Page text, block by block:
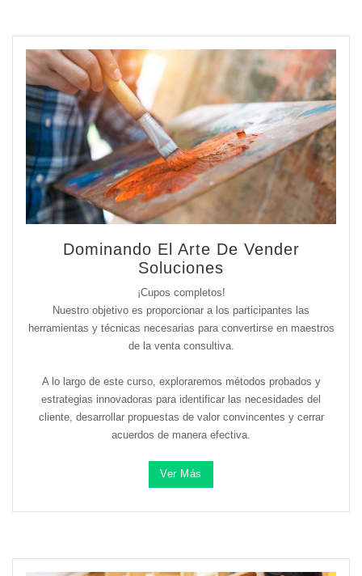
Dominando El Arte De Vender
Soluciones
¡Cupos completos!
Nuestro objetivo es proporcionar a los participantes las
herramientas y técnicas necesarias para convertirse en maestros
de la venta consultiva.
A lo largo de este curso, exploraremos métodos probados y
estrategias innovadoras para identificar las necesidades del
cliente, desarrollar propuestas de valor convincentes y cerrar
acuerdos de manera efectiva.
Ver Más